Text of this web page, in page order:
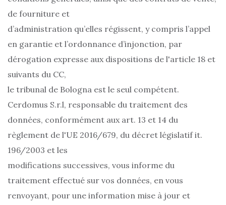
de fourniture et
d’administration qu’elles régissent, y compris l’appel
en garantie et l’ordonnance d’injonction, par
dérogation expresse aux dispositions de l'article 18 et
suivants du CC,
le tribunal de Bologna est le seul compétent.
Cerdomus S.r.l, responsable du traitement des
données, conformément aux art. 13 et 14 du
règlement de l'UE 2016/679, du décret législatif it.
196/2003 et les
modifications successives, vous informe du
traitement effectué sur vos données, en vous
renvoyant, pour une information mise à jour et